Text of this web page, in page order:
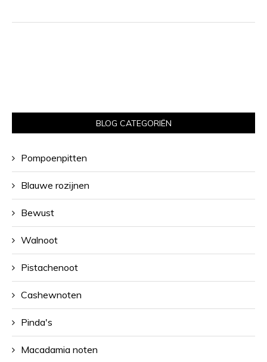
BLOG CATEGORIËN
Pompoenpitten
Blauwe rozijnen
Bewust
Walnoot
Pistachenoot
Cashewnoten
Pinda's
Macadamia noten